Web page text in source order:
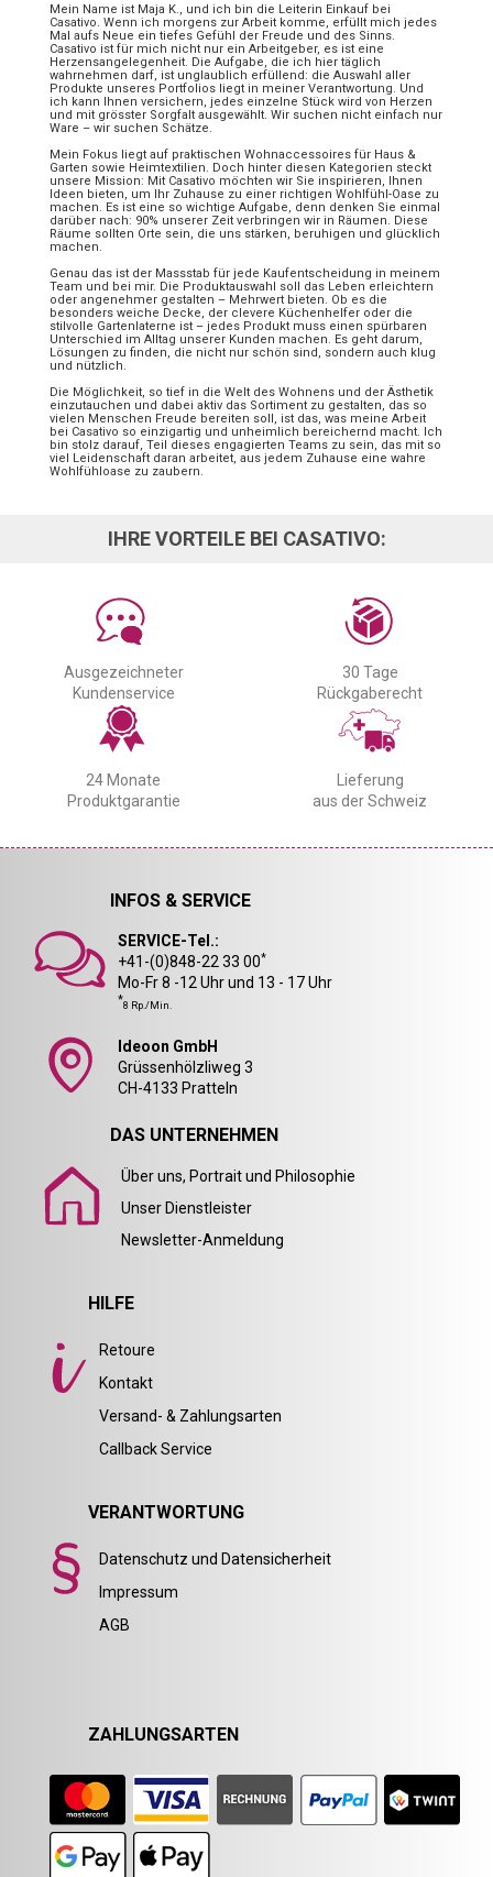
Mein Name ist Maja K., und ich bin die Leiterin Einkauf bei
Casativo. Wenn ich morgens zur Arbeit komme, erfüllt mich jedes
Mal aufs Neue ein tiefes Gefühl der Freude und des Sinns.
Casativo ist für mich nicht nur ein Arbeitgeber, es ist eine
Herzensangelegenheit. Die Aufgabe, die ich hier täglich
wahrnehmen darf, ist unglaublich erfüllend: die Auswahl aller
Produkte unseres Portfolios liegt in meiner Verantwortung. Und
ich kann Ihnen versichern, jedes einzelne Stück wird von Herzen
und mit grösster Sorgfalt ausgewählt. Wir suchen nicht einfach nur
Ware – wir suchen Schätze.
Mein Fokus liegt auf praktischen Wohnaccessoires für Haus &
Garten sowie Heimtextilien. Doch hinter diesen Kategorien steckt
unsere Mission: Mit Casativo möchten wir Sie inspirieren, Ihnen
Ideen bieten, um Ihr Zuhause zu einer richtigen Wohlfühl-Oase zu
machen. Es ist eine so wichtige Aufgabe, denn denken Sie einmal
darüber nach: 90% unserer Zeit verbringen wir in Räumen. Diese
Räume sollten Orte sein, die uns stärken, beruhigen und glücklich
machen.
Genau das ist der Massstab für jede Kaufentscheidung in meinem
Team und bei mir. Die Produktauswahl soll das Leben erleichtern
oder angenehmer gestalten – Mehrwert bieten. Ob es die
besonders weiche Decke, der clevere Küchenhelfer oder die
stilvolle Gartenlaterne ist – jedes Produkt muss einen spürbaren
Unterschied im Alltag unserer Kunden machen. Es geht darum,
Lösungen zu finden, die nicht nur schön sind, sondern auch klug
und nützlich.
Die Möglichkeit, so tief in die Welt des Wohnens und der Ästhetik
einzutauchen und dabei aktiv das Sortiment zu gestalten, das so
vielen Menschen Freude bereiten soll, ist das, was meine Arbeit
bei Casativo so einzigartig und unheimlich bereichernd macht. Ich
bin stolz darauf, Teil dieses engagierten Teams zu sein, das mit so
viel Leidenschaft daran arbeitet, aus jedem Zuhause eine wahre
Wohlfühloase zu zaubern.
IHRE VORTEILE BEI CASATIVO:
Ausgezeichneter
Kundenservice
30 Tage
Rückgaberecht
24 Monate
Produktgarantie
Lieferung
aus der Schweiz
INFOS & SERVICE
SERVICE-Tel.:
+41-(0)848-22 33 00*
Mo-Fr 8 -12 Uhr und 13 - 17 Uhr
*8 Rp./Min.
Ideoon GmbH
Grüssenhölzliweg 3
CH-4133 Pratteln
DAS UNTERNEHMEN
Über uns, Portrait und Philosophie
Unser Dienstleister
Newsletter-Anmeldung
HILFE
Retoure
Kontakt
Versand- & Zahlungsarten
Callback Service
VERANTWORTUNG
Datenschutz und Datensicherheit
Impressum
AGB
ZAHLUNGSARTEN